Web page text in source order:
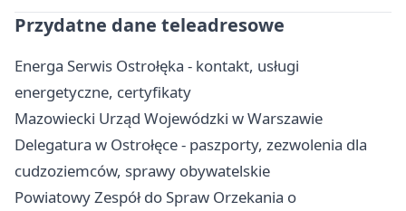
Przydatne dane teleadresowe
Energa Serwis Ostrołęka - kontakt, usługi
energetyczne, certyfikaty
Mazowiecki Urząd Wojewódzki w Warszawie
Delegatura w Ostrołęce - paszporty, zezwolenia dla
cudzoziemców, sprawy obywatelskie
Powiatowy Zespół do Spraw Orzekania o